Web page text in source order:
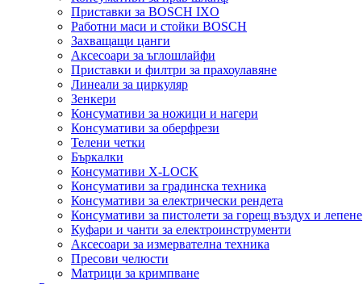
Приставки за BOSCH IXO
Работни маси и стойки BOSCH
Захващащи цанги
Аксесоари за ъглошлайфи
Приставки и филтри за прахоулавяне
Линеали за циркуляр
Зенкери
Консумативи за ножици и нагери
Консумативи за оберфрези
Телени четки
Бъркалки
Консумативи X-LOCK
Консумативи за градинска техника
Консумативи за електрически рендета
Консумативи за пистолети за горещ въздух и лепене
Куфари и чанти за електроинструменти
Аксесоари за измервателна техника
Пресови челюсти
Матрици за кримпване